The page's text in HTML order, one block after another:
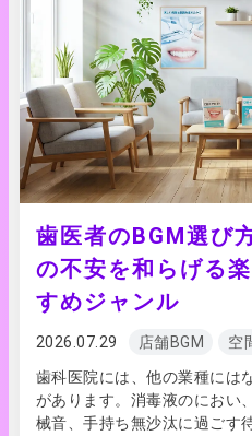
歯医者のBGM選び
の不安を和らげる
すめジャンル
2026.07.29 店舗BGM
空
歯科医院には、他の業種には
があります。消毒液のにおい
械音、手持ち無沙汰に過ごす